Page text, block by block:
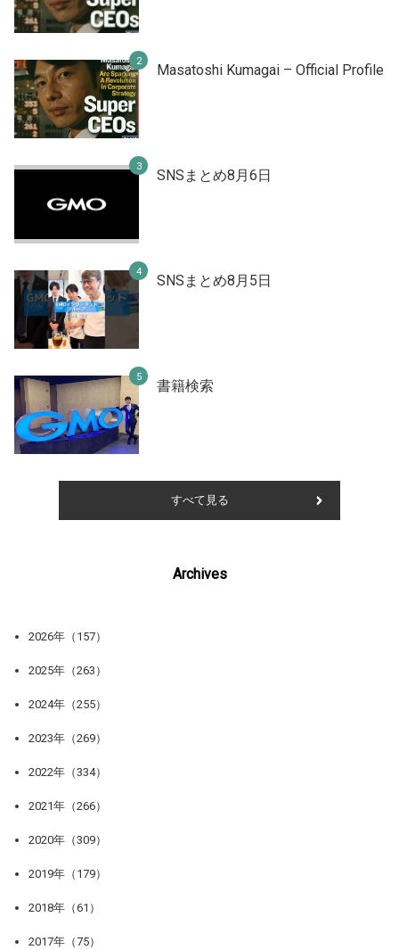
Masatoshi Kumagai – Official Profile
SNSまとめ8月6日
SNSまとめ8月5日
書籍検索
すべて見る
Archives
2026年（157）
2025年（263）
2024年（255）
2023年（269）
2022年（334）
2021年（266）
2020年（309）
2019年（179）
2018年（61）
2017年（75）